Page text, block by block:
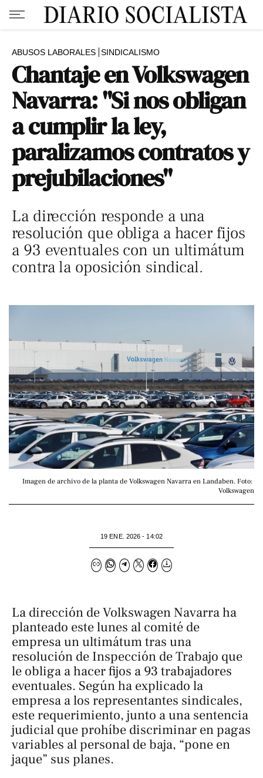
ABUSOS LABORALES SINDICALISMO
Chantaje en Volkswagen
Navarra: "Si nos obligan
a cumplir la ley,
paralizamos contratos y
prejubilaciones"
La dirección responde a una
resolución que obliga a hacer fijos
a 93 eventuales con un ultimátum
contra la oposición sindical.
Imagen de archivo de la planta de Volkswagen Navarra en Landaben. Foto:
Volkswagen
19 ENE. 2026 - 14:02
La dirección de Volkswagen Navarra ha
planteado este lunes al comité de
empresa un ultimátum tras una
resolución de Inspección de Trabajo que
le obliga a hacer fijos a 93 trabajadores
eventuales. Según ha explicado la
empresa a los representantes sindicales,
este requerimiento, junto a una sentencia
judicial que prohíbe discriminar en pagas
variables al personal de baja, “pone en
jaque” sus planes.